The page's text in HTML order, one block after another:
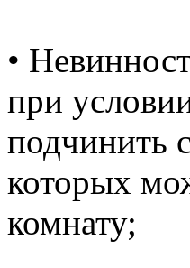
•
при
подчинить
которых
комнату;